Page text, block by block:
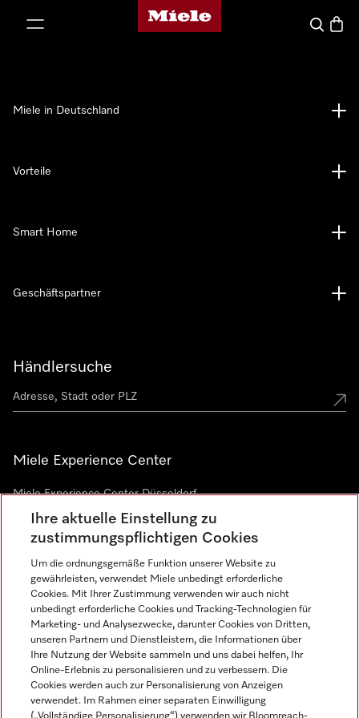
Miele-Homepage
Suche
Händlersuche
Miele Experience Center
Miele Experience Center Düsseldorf
Miele Experience Center Gütersloh
Newsletter
Miele in Deutschland
Vorteile
Smart Home
Geschäftspartner
Ihre aktuelle Einstellung zu
zustimmungspflichtigen Cookies
Um die ordnungsgemäße Funktion unserer Website zu
gewährleisten, verwendet Miele unbedingt erforderliche
Cookies. Mit Ihrer Zustimmung verwenden wir auch nicht
unbedingt erforderliche Cookies und Tracking-Technologien für
Marketing- und Analysezwecke, darunter Cookies von Dritten,
unseren Partnern und Dienstleistern, die Informationen über
Ihre Nutzung der Website sammeln und uns dabei helfen, Ihr
Online-Erlebnis zu personalisieren und zu verbessern. Die
Cookies werden auch zur Personalisierung von Anzeigen
verwendet. Im Rahmen einer separaten Einwilligung